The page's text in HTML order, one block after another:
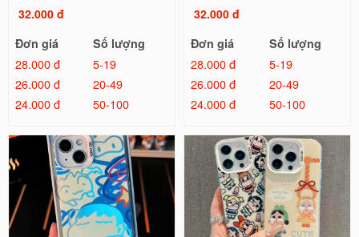
32.000 đ
Đơn giá
Số lượng
28.000 đ
5-19
26.000 đ
20-49
24.000 đ
50-100
32.000 đ
Đơn giá
Số lượng
28.000 đ
5-19
26.000 đ
20-49
24.000 đ
50-100